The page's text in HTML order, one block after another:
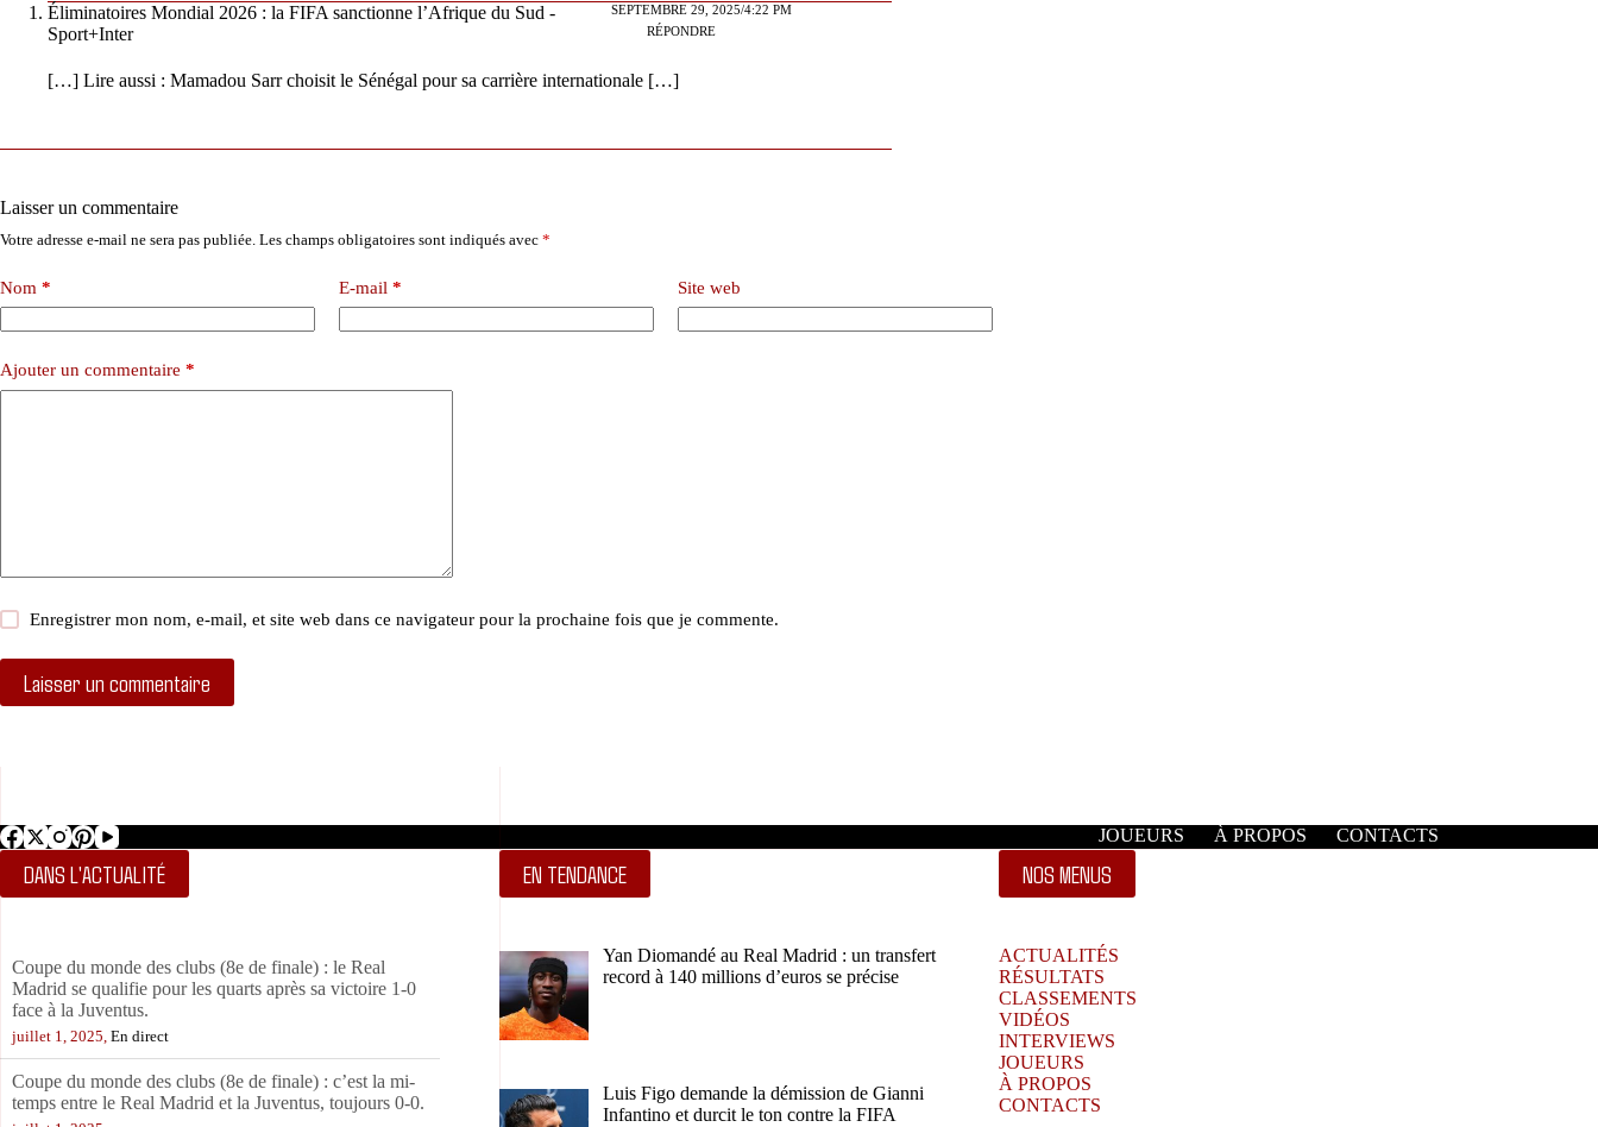
Éliminatoires Mondial 2026 : la FIFA sanctionne l’Afrique du Sud -
Sport+Inter
SEPTEMBRE 29, 2025/4:22 PM
RÉPONDRE
[…] Lire aussi : Mamadou Sarr choisit le Sénégal pour sa carrière internationale […]
Laisser un commentaire
Votre adresse e-mail ne sera pas publiée. Les champs obligatoires sont indiqués avec *
Nom * E-mail * Site web
Ajouter un commentaire *
Enregistrer mon nom, e-mail, et site web dans ce navigateur pour la prochaine fois que je commente.
Laisser un commentaire
JOUEURS À PROPOS CONTACTS
DANS L'ACTUALITÉ
Coupe du monde des clubs (8e de finale) : le Real
Madrid se qualifie pour les quarts après sa victoire 1-0
face à la Juventus.
juillet 1, 2025, En direct
Coupe du monde des clubs (8e de finale) : c’est la mi-
temps entre le Real Madrid et la Juventus, toujours 0-0.
EN TENDANCE
Yan Diomandé au Real Madrid : un transfert
record à 140 millions d’euros se précise
Luis Figo demande la démission de Gianni
Infantino et durcit le ton contre la FIFA
NOS MENUS
ACTUALITÉS
RÉSULTATS
CLASSEMENTS
VIDÉOS
INTERVIEWS
JOUEURS
À PROPOS
CONTACTS